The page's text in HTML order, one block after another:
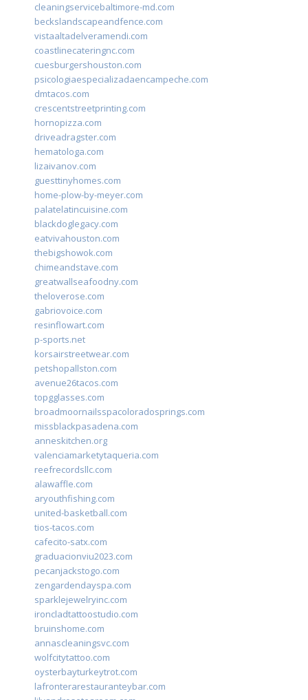
cleaningservicebaltimore-md.com
beckslandscapeandfence.com
vistaaltadelveramendi.com
coastlinecateringnc.com
cuesburgershouston.com
psicologiaespecializadaencampeche.com
dmtacos.com
crescentstreetprinting.com
hornopizza.com
driveadragster.com
hematologa.com
lizaivanov.com
guesttinyhomes.com
home-plow-by-meyer.com
palatelatincuisine.com
blackdoglegacy.com
eatvivahouston.com
thebigshowok.com
chimeandstave.com
greatwallseafoodny.com
theloverose.com
gabriovoice.com
resinflowart.com
p-sports.net
korsairstreetwear.com
petshopallston.com
avenue26tacos.com
topgglasses.com
broadmoornailsspacoloradosprings.com
missblackpasadena.com
anneskitchen.org
valenciamarketytaqueria.com
reefrecordsllc.com
alawaffle.com
aryouthfishing.com
united-basketball.com
tios-tacos.com
cafecito-satx.com
graduacionviu2023.com
pecanjackstogo.com
zengardendayspa.com
sparklejewelryinc.com
ironcladtattoostudio.com
bruinshome.com
annascleaningsvc.com
wolfcitytattoo.com
oysterbayturkeytrot.com
lafronterarestauranteybar.com